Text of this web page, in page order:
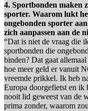
4. Sportbonden maken
sporter. Waarom lukt
ongebonden sporter
zich aanpassen aan de
“Dat is niet de vraag die
sportbonden die
binden? Dat gaat
hoe meer geld er vanuit
vreemde prikkel. Ik heb
Europa doorgefietst en ik
nooit lid geweest van de
prima zonder, waarom